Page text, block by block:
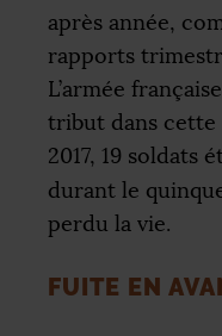
après année,
rapports
L’armée
tribut dans cette
2017, 19 soldats
durant le
perdu la vie.
FUITE EN